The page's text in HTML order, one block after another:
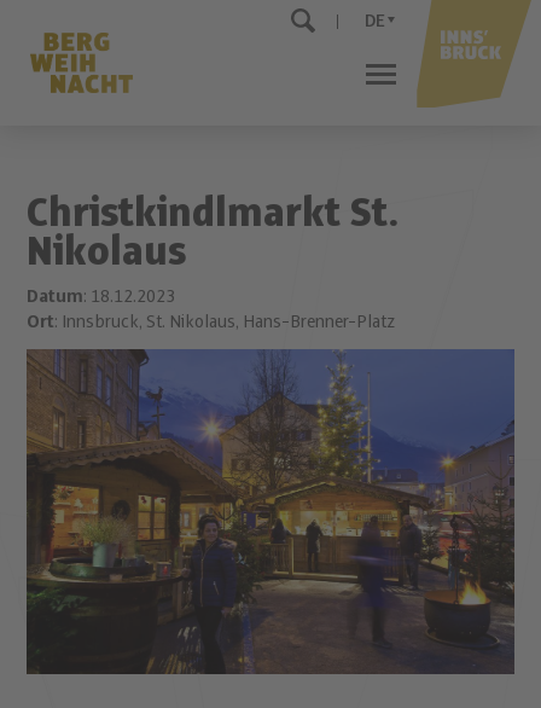
DE
Christkindlmarkt St.
Nikolaus
Datum: 18.12.2023
Ort: Innsbruck, St. Nikolaus, Hans-Brenner-Platz